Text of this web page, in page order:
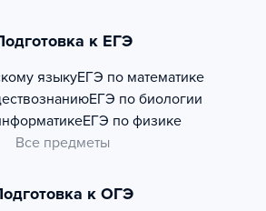
к ЕГЭ
языкуЕГЭ по математике
ЕГЭ по биологии
ЕГЭ по физике
Все предметы
к ОГЭ